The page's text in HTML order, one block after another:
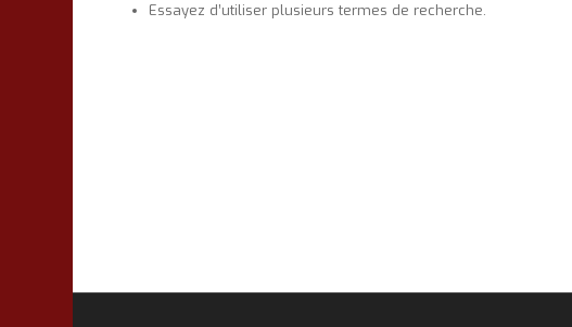
Essayez d’utiliser plusieurs termes de recherche.